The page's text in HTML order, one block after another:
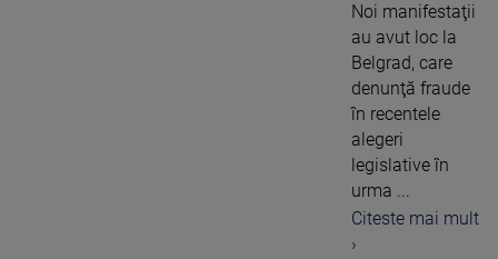
Noi manifestaţii
au avut loc la
Belgrad, care
denunţă fraude
în recentele
alegeri
legislative în
urma ...
Citeste mai mult
›